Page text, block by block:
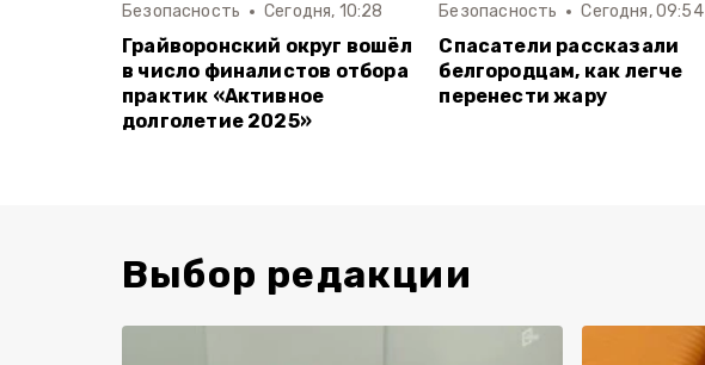
Безопасность Сегодня, 10:28
Грайворонский округ вошёл
в число финалистов отбора
практик «Активное
долголетие 2025»
Безопасность Сегодня, 09:54
Спасатели рассказали
белгородцам, как легче
перенести жару
Выбор редакции